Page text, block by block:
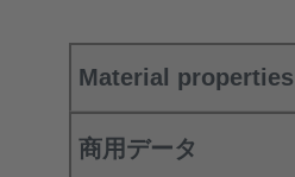
Material properties
商用データ